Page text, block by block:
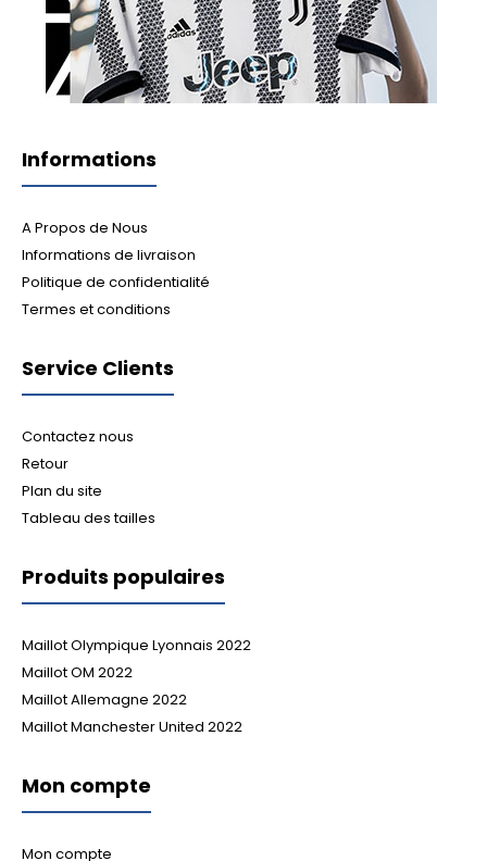
Informations
A Propos de Nous
Informations de livraison
Politique de confidentialité
Termes et conditions
Service Clients
Contactez nous
Retour
Plan du site
Tableau des tailles
Produits populaires
Maillot Olympique Lyonnais 2022
Maillot OM 2022
Maillot Allemagne 2022
Maillot Manchester United 2022
Mon compte
Mon compte